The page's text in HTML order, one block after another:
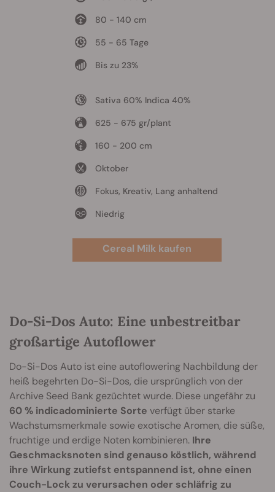
80 - 140 cm
55 - 65 Tage
Bis zu 23%
Sativa 60% Indica 40%
625 - 675 gr/plant
160 - 200 cm
Oktober
Fokus, Kreativ, Lang anhaltend
Niedrig
Cereal Milk kaufen
Do-Si-Dos Auto: Eine unbestreitbar
großartige Autoflower
Do-Si-Dos Auto ist eine autoflowering Nachbildung der
heiß begehrten Do-Si-Dos, die ursprünglich von der
Archive Seed Bank gezüchtet wurde. Diese ungefähr zu
60 % indicadominierte Sorte verfügt über starke
Wachstumsmerkmale sowie exotische Aromen, die süße,
fruchtige und erdige Noten kombinieren. Ihre
Geschmacksnoten sind genauso köstlich, während
ihre Wirkung zutiefst entspannend ist, ohne einen
Couch-Lock zu verursachen oder schläfrig zu